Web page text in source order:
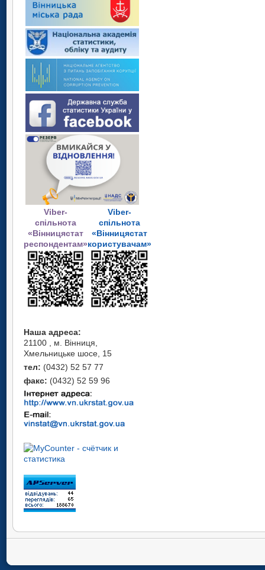
Viber-
спільнота
«Вінницястат
респондентам»
Viber-
спільнота
«Вінницястат
користувачам»
Наша адреса:
21100 , м. Вінниця,
Хмельницьке шосе, 15
тел: (0432) 52 57 77
факс: (0432) 52 59 96